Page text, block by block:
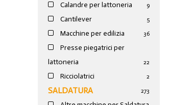
Calandre per lattoneria 9
Cantilever 5
Macchine per edilizia 36
Presse piegatrici per
lattoneria
22
Ricciolatrici 2
SALDATURA 273